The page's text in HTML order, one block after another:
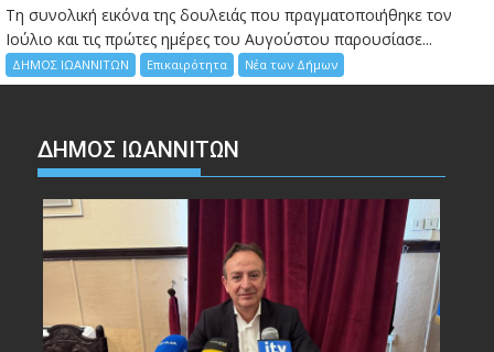
Τη συνολική εικόνα της δουλειάς που πραγματοποιήθηκε τον
Ιούλιο και τις πρώτες ημέρες του Αυγούστου παρουσίασε...
ΔΗΜΟΣ ΙΩΑΝΝΙΤΩΝ Επικαιρότητα Νέα των Δήμων
ΔΗΜΟΣ ΙΩΑΝΝΙΤΩΝ